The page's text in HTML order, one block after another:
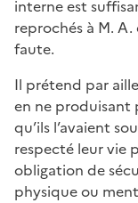
interne est
reprochés à M.
faute.
Il prétend par
en ne produisant
qu’ils l’avaient
respecté leur vie
obligation de
physique ou